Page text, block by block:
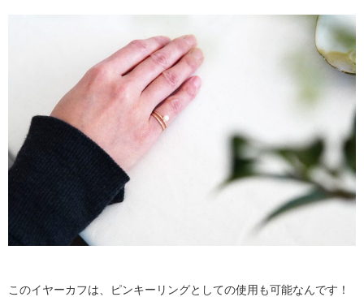
このイヤーカフは、ピンキーリングとしての使用も可能なんです！